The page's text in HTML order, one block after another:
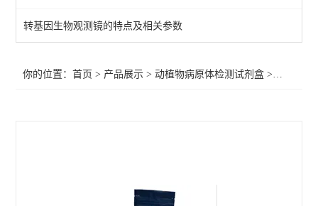
primerdesign病原体检测试剂试剂盒
转基因生物观测镜的特点及相关参数
你的位置：首页 > 产品展示 >动植物病原体检测试剂盒 >